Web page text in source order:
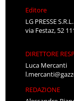
Editore
LG PRESSE S.R.L.
via Festaz, 52
DIRETTORE
Luca Mercanti
REDAZIONE